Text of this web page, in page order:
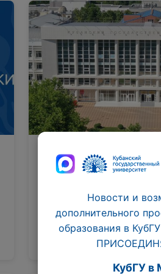
29.01.2026
Обучение в КубГУ
профилактической
направленности
ФГБОУ ВО «Кубанский
университет» в рамках
государственного
науки и высшего
Федерации организует
Новости и
дополнительного
образования в
КубГУ в